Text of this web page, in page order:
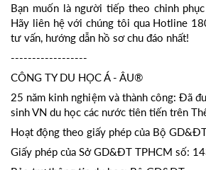
Bạn muốn là người tiếp theo chinh
Hãy liên hệ với chúng tôi qua Hotline
tư vấn, hướng dẫn hồ sơ chu đáo nhất!
------------------
CÔNG TY DU HỌC Á - ÂU®
25 năm kinh nghiệm và thành công: Đã
sinh VN du học các nước tiên tiến trên
Hoạt động theo giấy phép của Bộ
Giấy phép của Sở GD&ĐT TPHCM số: